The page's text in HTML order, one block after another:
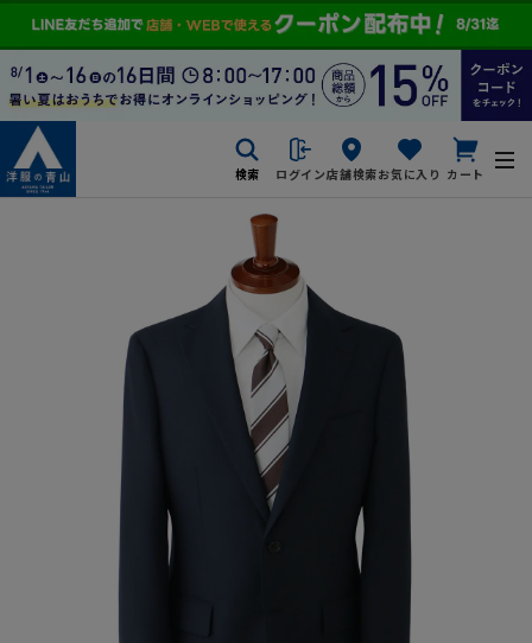
検索 ログイン店舗検索お気に入り カート